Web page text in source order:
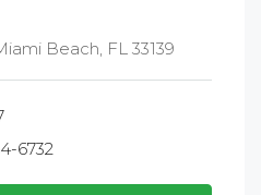
Beach, FL 33139
6732